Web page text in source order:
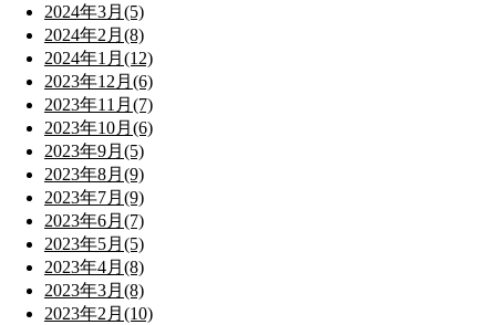
2024年3月(5)
2024年2月(8)
2024年1月(12)
2023年12月(6)
2023年11月(7)
2023年10月(6)
2023年9月(5)
2023年8月(9)
2023年7月(9)
2023年6月(7)
2023年5月(5)
2023年4月(8)
2023年3月(8)
2023年2月(10)